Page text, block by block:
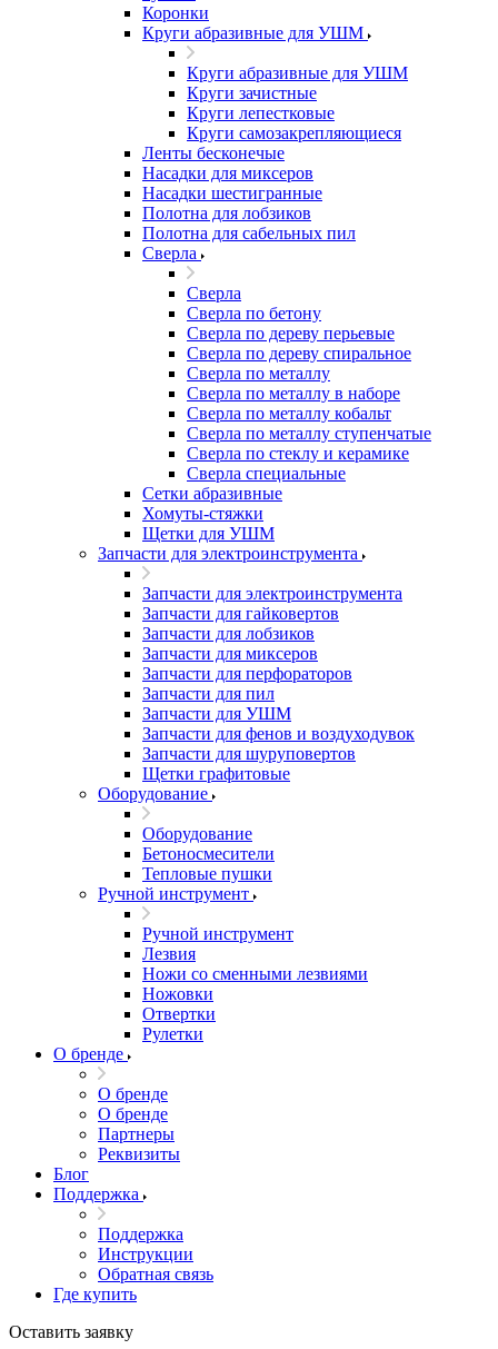
Коронки
Круги абразивные для УШМ
Круги абразивные для УШМ
Круги зачистные
Круги лепестковые
Круги самозакрепляющиеся
Ленты бесконечые
Насадки для миксеров
Насадки шестигранные
Полотна для лобзиков
Полотна для сабельных пил
Сверла
Сверла
Сверла по бетону
Сверла по дереву перьевые
Сверла по дереву спиральное
Сверла по металлу
Сверла по металлу в наборе
Сверла по металлу кобальт
Сверла по металлу ступенчатые
Сверла по стеклу и керамике
Сверла специальные
Сетки абразивные
Хомуты-стяжки
Щетки для УШМ
Запчасти для электроинструмента
Запчасти для электроинструмента
Запчасти для гайковертов
Запчасти для лобзиков
Запчасти для миксеров
Запчасти для перфораторов
Запчасти для пил
Запчасти для УШМ
Запчасти для фенов и воздуходувок
Запчасти для шуруповертов
Щетки графитовые
Оборудование
Оборудование
Бетоносмесители
Тепловые пушки
Ручной инструмент
Ручной инструмент
Лезвия
Ножи со сменными лезвиями
Ножовки
Отвертки
Рулетки
О бренде
О бренде
О бренде
Партнеры
Реквизиты
Блог
Поддержка
Поддержка
Инструкции
Обратная связь
Где купить
Оставить заявку